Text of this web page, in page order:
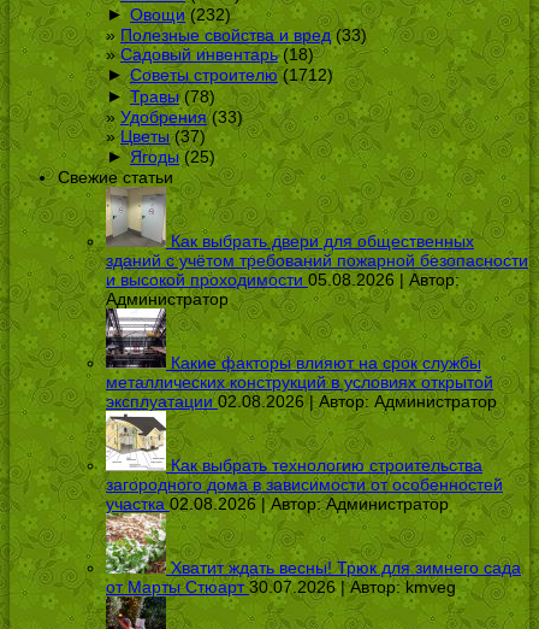
► Овощи(232)
Полезные свойства и вред(33)
Садовый инвентарь(18)
► Советы строителю(1712)
► Травы(78)
Удобрения(33)
Цветы(37)
► Ягоды(25)
Свежие статьи
Как выбрать двери для общественных
зданий с учётом требований пожарной безопасности
и высокой проходимости 05.08.2026 | Автор:
Администратор
Какие факторы влияют на срок службы
металлических конструкций в условиях открытой
эксплуатации 02.08.2026 | Автор: Администратор
Как выбрать технологию строительства
загородного дома в зависимости от особенностей
участка 02.08.2026 | Автор:Администратор
Хватит ждать весны! Трюк для зимнего сада
от Марты Стюарт 30.07.2026 | Автор:kmveg